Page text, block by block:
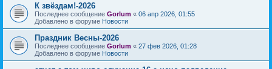
К звёздам!-2026
Последнее сообщение Gorlum « 06 апр 2026, 01:55
Добавлено в форуме Новости
Праздник Весны-2026
Последнее сообщение Gorlum « 27 фев 2026, 01:28
Добавлено в форуме Новости